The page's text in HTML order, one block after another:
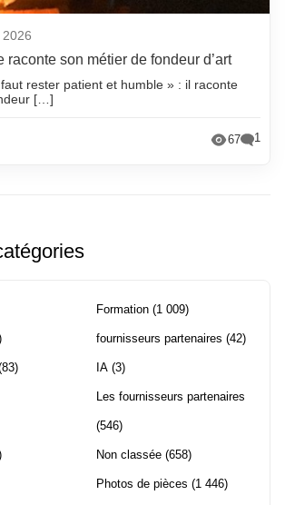
2026
raconte son métier de fondeur d’art
rester patient et humble » : il raconte
[…]
67 1
Formation (1 009)
fournisseurs partenaires (42)
IA (3)
Les fournisseurs partenaires
(546)
Non classée (658)
Photos de pièces (1 446)